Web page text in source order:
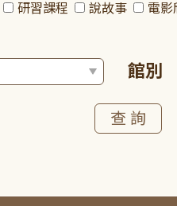
研習課程 說故事 電影
館別